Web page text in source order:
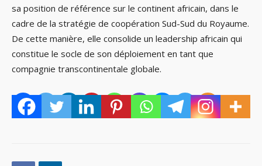
sa position de référence sur le continent africain, dans le
cadre de la stratégie de coopération Sud-Sud du Royaume.
De cette manière, elle consolide un leadership africain qui
constitue le socle de son déploiement en tant que
compagnie transcontinentale globale.